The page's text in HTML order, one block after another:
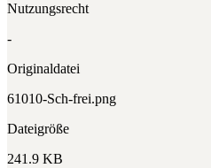
Nutzungsrecht
-
Originaldatei
61010-Sch-frei.png
Dateigröße
241.9 KB